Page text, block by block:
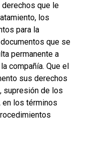
que le
los
para la
que se
permanente a
compañía. Que el
sus derechos
supresión de los
en los términos